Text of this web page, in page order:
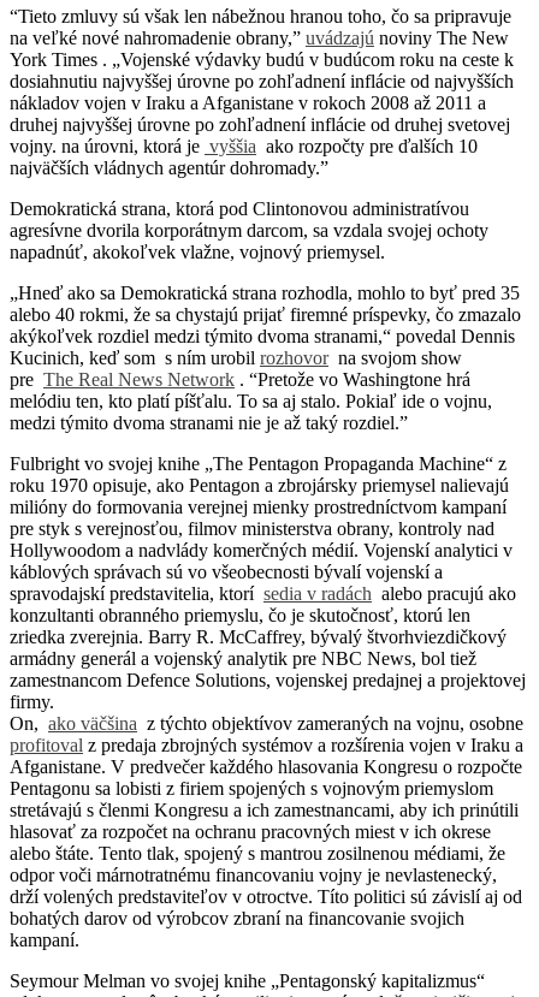
“Tieto zmluvy sú však len nábežnou hranou toho, čo sa pripravuje
na veľké nové nahromadenie obrany,” uvádzajú noviny The New
York Times . „Vojenské výdavky budú v budúcom roku na ceste k
dosiahnutiu najvyššej úrovne po zohľadnení inflácie od najvyšších
nákladov vojen v Iraku a Afganistane v rokoch 2008 až 2011 a
druhej najvyššej úrovne po zohľadnení inflácie od druhej svetovej
vojny. na úrovni, ktorá je vyššia ako rozpočty pre ďalších 10
najväčších vládnych agentúr dohromady.”
Demokratická strana, ktorá pod Clintonovou administratívou
agresívne dvorila korporátnym darcom, sa vzdala svojej ochoty
napadnúť, akokoľvek vlažne, vojnový priemysel.
„Hneď ako sa Demokratická strana rozhodla, mohlo to byť pred 35
alebo 40 rokmi, že sa chystajú prijať firemné príspevky, čo zmazalo
akýkoľvek rozdiel medzi týmito dvoma stranami,“ povedal Dennis
Kucinich, keď som s ním urobil rozhovorna svojom show
pre The Real News Network . “Pretože vo Washingtone hrá
melódiu ten, kto platí píšťalu. To sa aj stalo. Pokiaľ ide o vojnu,
medzi týmito dvoma stranami nie je až taký rozdiel.”
Fulbright vo svojej knihe „The Pentagon Propaganda Machine“ z
roku 1970 opisuje, ako Pentagon a zbrojársky priemysel nalievajú
milióny do formovania verejnej mienky prostredníctvom kampaní
pre styk s verejnosťou, filmov ministerstva obrany, kontroly nad
Hollywoodom a nadvlády komerčných médií. Vojenskí analytici v
káblových správach sú vo všeobecnosti bývalí vojenskí a
spravodajskí predstavitelia, ktorí sedia v radách alebo pracujú ako
konzultanti obranného priemyslu, čo je skutočnosť, ktorú len
zriedka zverejnia. Barry R. McCaffrey, bývalý štvorhviezdičkový
armádny generál a vojenský analytik pre NBC News, bol tiež
zamestnancom Defence Solutions, vojenskej predajnej a projektovej
firmy.
On, ako väčšina z týchto objektívov zameraných na vojnu, osobne
profitoval z predaja zbrojných systémov a rozšírenia vojen v Iraku a
Afganistane. V predvečer každého hlasovania Kongresu o rozpočte
Pentagonu sa lobisti z firiem spojených s vojnovým priemyslom
stretávajú s členmi Kongresu a ich zamestnancami, aby ich prinútili
hlasovať za rozpočet na ochranu pracovných miest v ich okrese
alebo štáte. Tento tlak, spojený s mantrou zosilnenou médiami, že
odpor voči márnotratnému financovaniu vojny je nevlastenecký,
drží volených predstaviteľov v otroctve. Títo politici sú závislí aj od
bohatých darov od výrobcov zbraní na financovanie svojich
kampaní.
Seymour Melman vo svojej knihe „Pentagonský kapitalizmus“